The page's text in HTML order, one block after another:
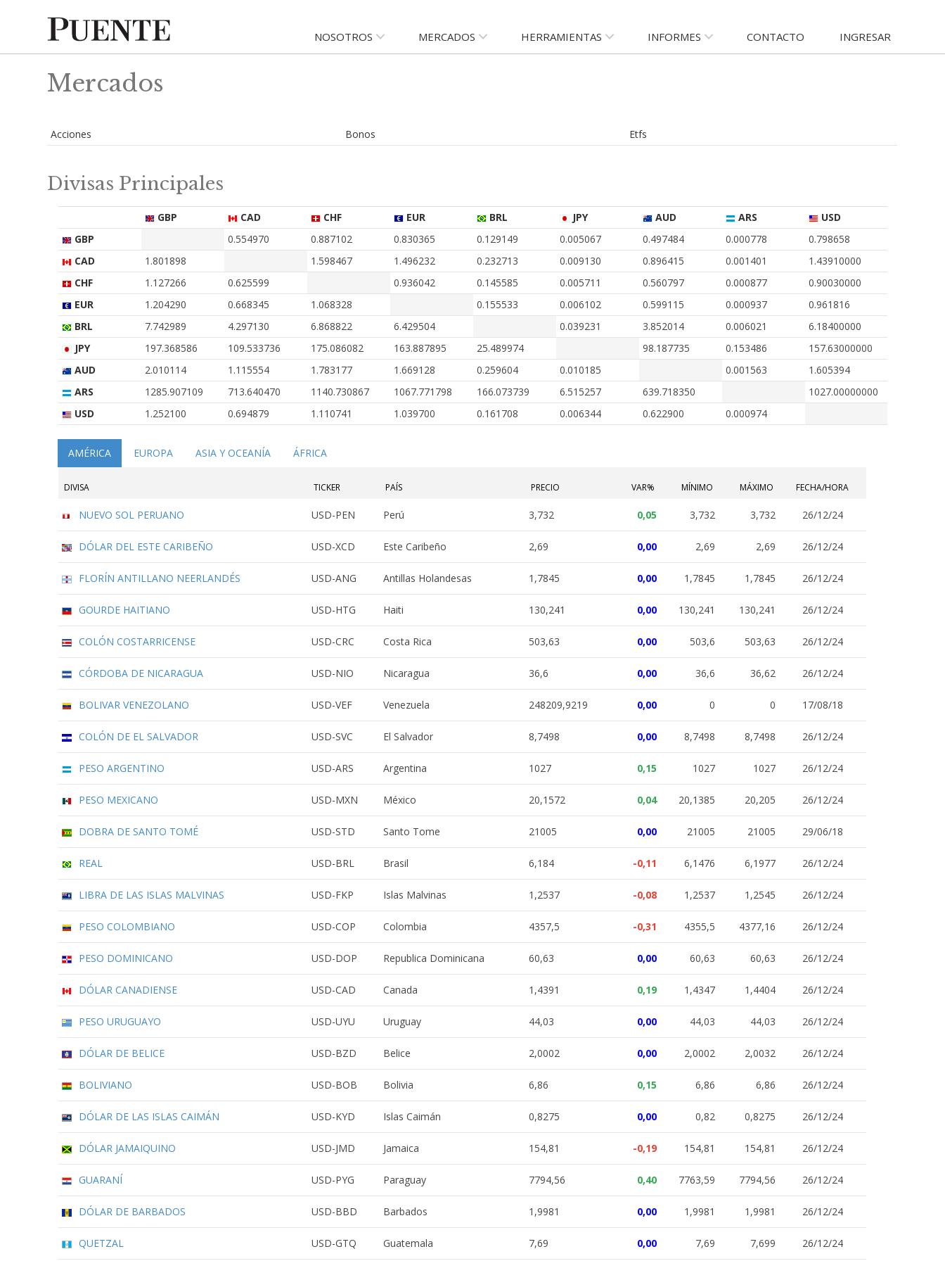
NOSOTROS MERCADOS HERRAMIENTAS INFORMES CONTACTO INGRESAR
Mercados
Acciones Bonos Etfs
Divisas Principales
GBP CAD CHF EUR BRL JPY AUD ARS
USD
GBP
0.554970 0.887102 0.830365 0.129149 0.005067 0.497484 0.000778
0.798658
CAD
1.801898 1.598467 1.496232 0.232713 0.009130 0.896415 0.001401
1.43910000
CHF
1.127266 0.625599 0.936042 0.145585 0.005711 0.560797 0.000877
0.90030000
EUR
1.204290 0.668345 1.068328 0.155533 0.006102 0.599115 0.000937
0.961816
BRL
7.742989 4.297130 6.868822 6.429504 0.039231 3.852014 0.006021
6.18400000
JPY
197.368586 109.533736 175.086082 163.887895 25.489974 98.187735 0.153486
157.63000000
AUD
2.010114 1.115554 1.783177 1.669128 0.259604 0.010185 0.001563
1.605394
ARS
1285.907109 713.640470 1140.730867 1067.771798 166.073739 6.515257 639.718350
1027.00000000
USD
1.252100 0.694879 1.110741 1.039700 0.161708 0.006344 0.622900 0.000974
AMÉRICA EUROPA ASIA Y OCEANÍA ÁFRICA
DIVISA TICKER PAÍS PRECIO VAR% MÍNIMO MÁXIMO FECHA/HORA
NUEVO SOL PERUANO USD-PEN Perú 3,732 0,05 3,732 3,732 26/12/24
DÓLAR DEL ESTE CARIBEÑO USD-XCD Este Caribeño 2,69 0,00 2,69 2,69 26/12/24
FLORÍN ANTILLANO NEERLANDÉS USD-ANG Antillas Holandesas 1,7845 0,00 1,7845 1,7845 26/12/24
GOURDE HAITIANO USD-HTG Haiti 130,241 0,00 130,241 130,241 26/12/24
COLÓN COSTARRICENSE USD-CRC Costa Rica 503,63 0,00 503,6 503,63 26/12/24
CÓRDOBA DE NICARAGUA USD-NIO Nicaragua 36,6 0,00 36,6 36,62 26/12/24
BOLIVAR VENEZOLANO USD-VEF Venezuela 248209,9219 0,00 0 0 17/08/18
COLÓN DE EL SALVADOR USD-SVC El Salvador 8,7498 0,00 8,7498 8,7498 26/12/24
PESO ARGENTINO USD-ARS Argentina 1027 0,15 1027 1027 26/12/24
PESO MEXICANO USD-MXN México 20,1572 0,04 20,1385 20,205 26/12/24
DOBRA DE SANTO TOMÉ USD-STD Santo Tome 21005 0,00 21005 21005 29/06/18
REAL USD-BRL Brasil 6,184 -0,11 6,1476 6,1977 26/12/24
LIBRA DE LAS ISLAS MALVINAS USD-FKP Islas Malvinas 1,2537 -0,08 1,2537 1,2545 26/12/24
PESO COLOMBIANO USD-COP Colombia 4357,5 -0,31 4355,5 4377,16 26/12/24
PESO DOMINICANO USD-DOP Republica Dominicana 60,63 0,00 60,63 60,63 26/12/24
DÓLAR CANADIENSE USD-CAD Canada 1,4391 0,19 1,4347 1,4404 26/12/24
PESO URUGUAYO USD-UYU Uruguay 44,03 0,00 44,03 44,03 26/12/24
DÓLAR DE BELICE USD-BZD Belice 2,0002 0,00 2,0002 2,0032 26/12/24
BOLIVIANO USD-BOB Bolivia 6,86 0,15 6,86 6,86 26/12/24
DÓLAR DE LAS ISLAS CAIMÁN USD-KYD Islas Caimán 0,8275 0,00 0,82 0,8275 26/12/24
DÓLAR JAMAIQUINO USD-JMD Jamaica 154,81 -0,19 154,81 154,81 26/12/24
GUARANÍ USD-PYG Paraguay 7794,56 0,40 7763,59 7794,56 26/12/24
DÓLAR DE BARBADOS USD-BBD Barbados 1,9981 0,00 1,9981 1,9981 26/12/24
QUETZAL USD-GTQ Guatemala 7,69 0,00 7,69 7,699 26/12/24